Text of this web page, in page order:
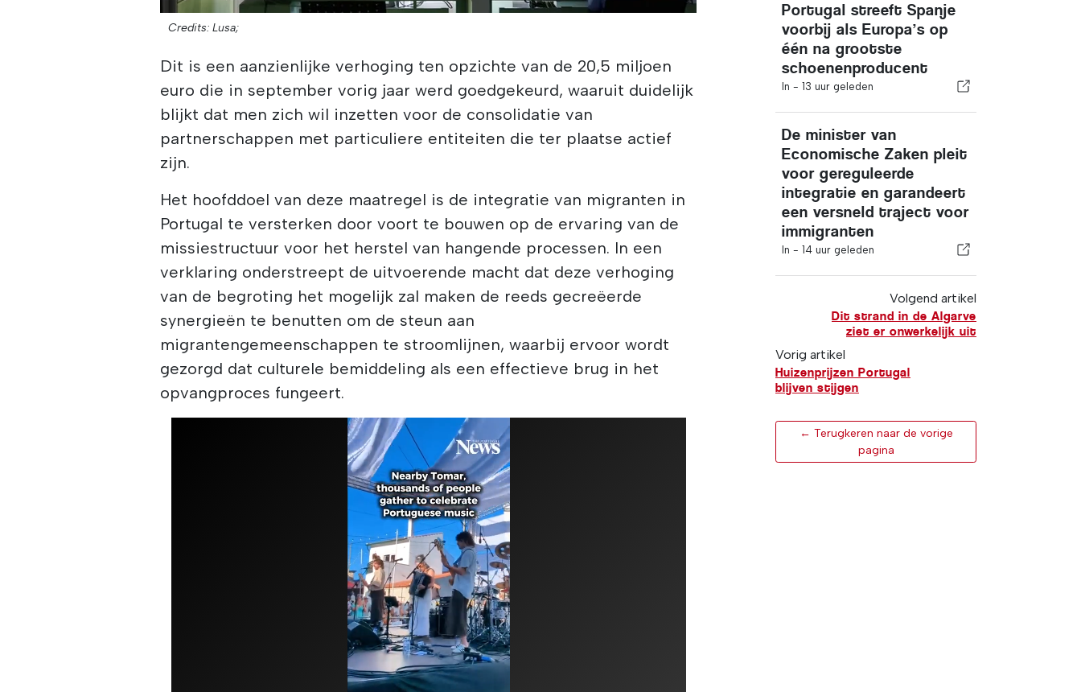
Credits: Lusa;
Dit is een aanzienlijke verhoging ten opzichte van de 20,5 miljoen
euro die in september vorig jaar werd goedgekeurd, waaruit duidelijk
blijkt dat men zich wil inzetten voor de consolidatie van
partnerschappen met particuliere entiteiten die ter plaatse actief
zijn.
Het hoofddoel van deze maatregel is de integratie van migranten in
Portugal te versterken door voort te bouwen op de ervaring van de
missiestructuur voor het herstel van hangende processen. In een
verklaring onderstreept de uitvoerende macht dat deze verhoging
van de begroting het mogelijk zal maken de reeds gecreëerde
synergieën te benutten om de steun aan
migrantengemeenschappen te stroomlijnen, waarbij ervoor wordt
gezorgd dat culturele bemiddeling als een effectieve brug in het
opvangproces fungeert.
Portugal streeft Spanje
voorbij als Europa’s op
één na grootste
schoenenproducent
In - 13 uur geleden
De minister van
Economische Zaken pleit
voor gereguleerde
integratie en garandeert
een versneld traject voor
immigranten
In - 14 uur geleden
Volgend artikel
Dit strand in de Algarve
ziet er onwerkelijk uit
Vorig artikel
Huizenprijzen Portugal
blijven stijgen
← Terugkeren naar de vorige
pagina